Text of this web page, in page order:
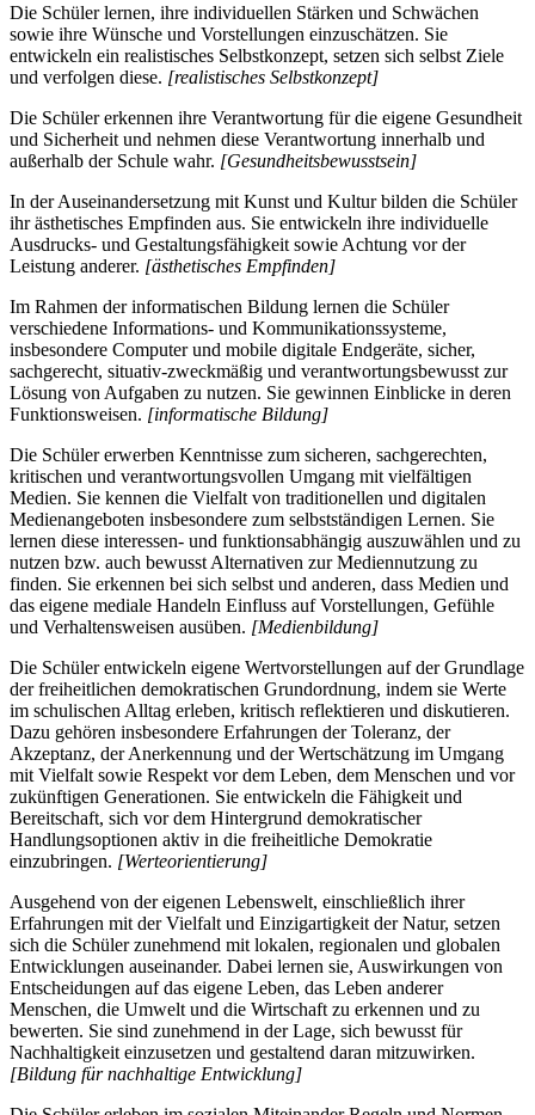
Die Schüler lernen, ihre individuellen Stärken und Schwächen
sowie ihre Wünsche und Vorstellungen einzuschätzen. Sie
entwickeln ein realistisches Selbstkonzept, setzen sich selbst Ziele
und verfolgen diese. [realistisches Selbstkonzept]
Die Schüler erkennen ihre Verantwortung für die eigene Gesundheit
und Sicherheit und nehmen diese Verantwortung innerhalb und
außerhalb der Schule wahr. [Gesundheitsbewusstsein]
In der Auseinandersetzung mit Kunst und Kultur bilden die Schüler
ihr ästhetisches Empfinden aus. Sie entwickeln ihre individuelle
Ausdrucks- und Gestaltungsfähigkeit sowie Achtung vor der
Leistung anderer. [ästhetisches Empfinden]
Im Rahmen der informatischen Bildung lernen die Schüler
verschiedene Informations- und Kommunikationssysteme,
insbesondere Computer und mobile digitale Endgeräte, sicher,
sachgerecht, situativ-zweckmäßig und verantwortungsbewusst zur
Lösung von Aufgaben zu nutzen. Sie gewinnen Einblicke in deren
Funktionsweisen. [informatische Bildung]
Die Schüler erwerben Kenntnisse zum sicheren, sachgerechten,
kritischen und verantwortungsvollen Umgang mit vielfältigen
Medien. Sie kennen die Vielfalt von traditionellen und digitalen
Medienangeboten insbesondere zum selbstständigen Lernen. Sie
lernen diese interessen- und funktionsabhängig auszuwählen und zu
nutzen bzw. auch bewusst Alternativen zur Mediennutzung zu
finden. Sie erkennen bei sich selbst und anderen, dass Medien und
das eigene mediale Handeln Einfluss auf Vorstellungen, Gefühle
und Verhaltensweisen ausüben. [Medienbildung]
Die Schüler entwickeln eigene Wertvorstellungen auf der Grundlage
der freiheitlichen demokratischen Grundordnung, indem sie Werte
im schulischen Alltag erleben, kritisch reflektieren und diskutieren.
Dazu gehören insbesondere Erfahrungen der Toleranz, der
Akzeptanz, der Anerkennung und der Wertschätzung im Umgang
mit Vielfalt sowie Respekt vor dem Leben, dem Menschen und vor
zukünftigen Generationen. Sie entwickeln die Fähigkeit und
Bereitschaft, sich vor dem Hintergrund demokratischer
Handlungsoptionen aktiv in die freiheitliche Demokratie
einzubringen. [Werteorientierung]
Ausgehend von der eigenen Lebenswelt, einschließlich ihrer
Erfahrungen mit der Vielfalt und Einzigartigkeit der Natur, setzen
sich die Schüler zunehmend mit lokalen, regionalen und globalen
Entwicklungen auseinander. Dabei lernen sie, Auswirkungen von
Entscheidungen auf das eigene Leben, das Leben anderer
Menschen, die Umwelt und die Wirtschaft zu erkennen und zu
bewerten. Sie sind zunehmend in der Lage, sich bewusst für
Nachhaltigkeit einzusetzen und gestaltend daran mitzuwirken.
[Bildung für nachhaltige Entwicklung]